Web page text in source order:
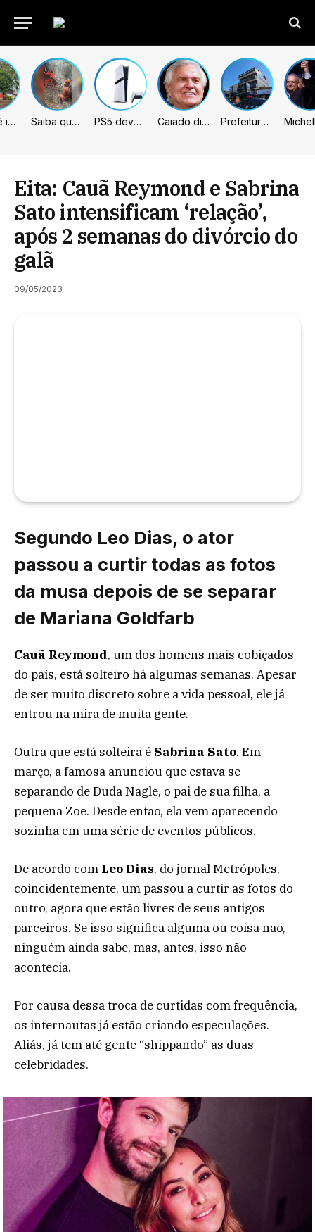
Sumaré inicia retirada de murtas para combater doença que ameaça a citricultura Saiba quem são as 4 vítimas de queda de helicóptero no Rio de Janeiro PS5 deve receber melhorias no PSSR com nova atualização de sistema Caiado diz que “governa” com emendas e julga facções terroristas Prefeitura de Sumaré inaugura nova subsede da GCM na Área Cura
Eita: Cauã Reymond e Sabrina
Sato intensificam ‘relação’,
após 2 semanas do divórcio do
galã
09/05/2023
Segundo Leo Dias, o ator
passou a curtir todas as fotos
da musa depois de se separar
de Mariana Goldfarb
Cauã Reymond, um dos homens mais cobiçados
do país, está solteiro há algumas semanas. Apesar
de ser muito discreto sobre a vida pessoal, ele já
entrou na mira de muita gente.
Outra que está solteira é Sabrina Sato. Em
março, a famosa anunciou que estava se
separando de Duda Nagle, o pai de sua filha, a
pequena Zoe. Desde então, ela vem aparecendo
sozinha em uma série de eventos públicos.
De acordo com Leo Dias, do jornal Metrópoles,
coincidentemente, um passou a curtir as fotos do
outro, agora que estão livres de seus antigos
parceiros. Se isso significa alguma ou coisa não,
ninguém ainda sabe, mas, antes, isso não
acontecia.
Por causa dessa troca de curtidas com frequência,
os internautas já estão criando especulações.
Aliás, já tem até gente “shippando” as duas
celebridades.